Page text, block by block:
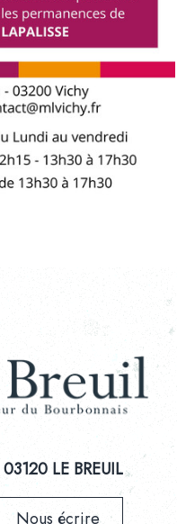
03120 LE BREUIL
Nous écrire